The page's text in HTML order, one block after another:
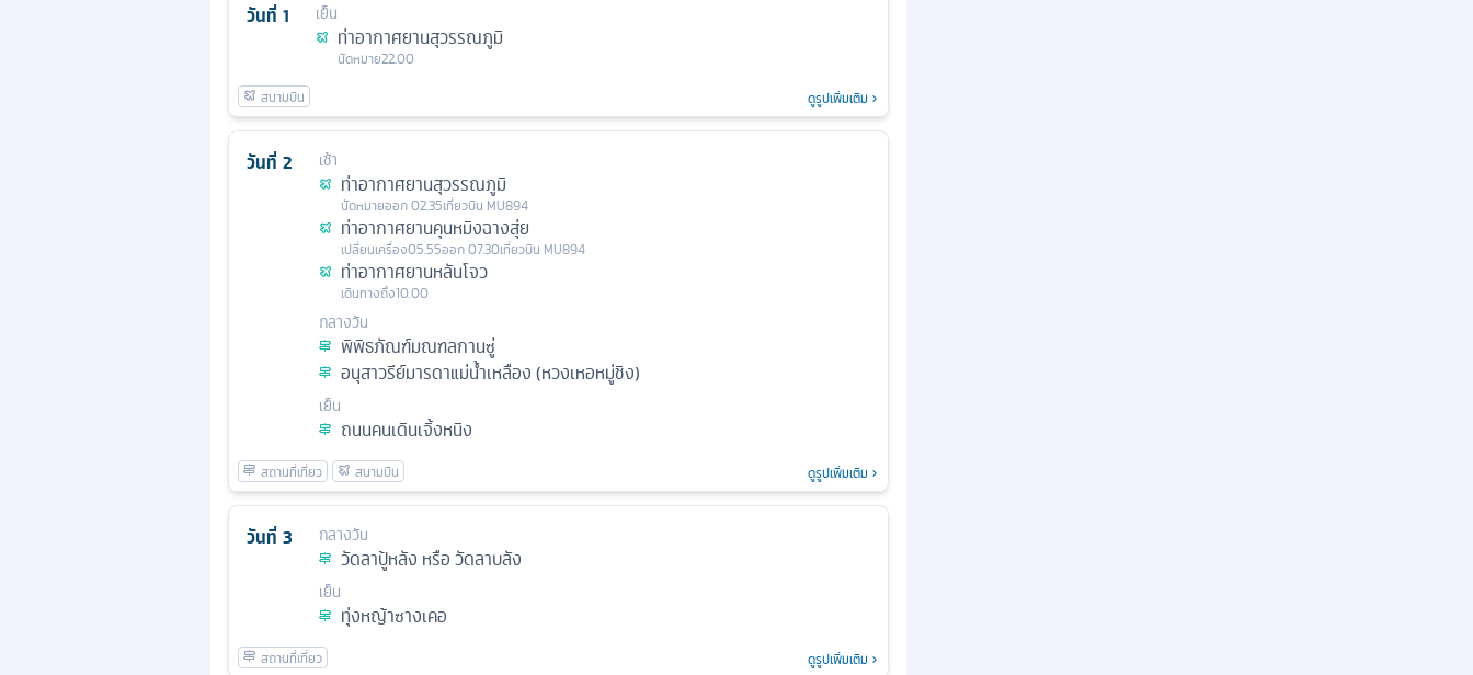
วันที่ 1 เย็น
ท่าอากาศยานสุวรรณภูมิ
นัดหมาย22.00
ดูรูปเพิ่มเติม
วันที่ 2 เช้า
ท่าอากาศยานสุวรรณภูมิ
นัดหมายออก02.35เที่ยวบิน MU894
ท่าอากาศยานคุนหมิงฉางสุ่ย
เปลี่ยนเครื่อง05.55ออก07.30เที่ยวบิน MU894
ท่าอากาศยานหลันโจว
เดินทางถึง10.00
กลางวัน
พิพิธภัณฑ์มณฑลกานซู่
อนุสาวรีย์มารดาแม่น้ำเหลือง (หวงเหอหมู่ชิง)
เย็น
ถนนคนเดินเจิ้งหนิง
ดูรูปเพิ่มเติม
วันที่ 3 กลางวัน
วัดลาปู้หลัง หรือ วัดลาบลัง
เย็น
ทุ่งหญ้าซางเคอ
ดูรูปเพิ่มเติม